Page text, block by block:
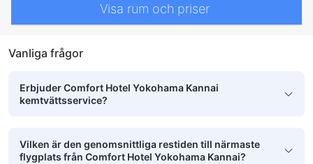
Visa rum och priser
Vanliga frågor
Erbjuder Comfort Hotel Yokohama Kannai
kemtvättsservice?
Vilken är den genomsnittliga restiden till närmaste
flygplats från Comfort Hotel Yokohama Kannai?